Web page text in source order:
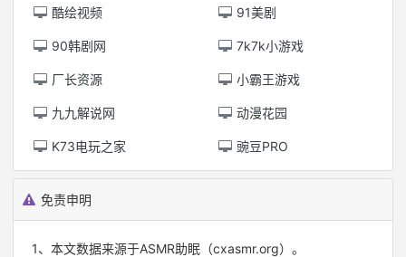
酷绘视频 91美剧
90韩剧网 7k7k小游戏
厂长资源 小霸王游戏
九九解说网 动漫花园
K73电玩之家 豌豆PRO
免责申明
1、本文数据来源于ASMR助眠（cxasmr.org）。